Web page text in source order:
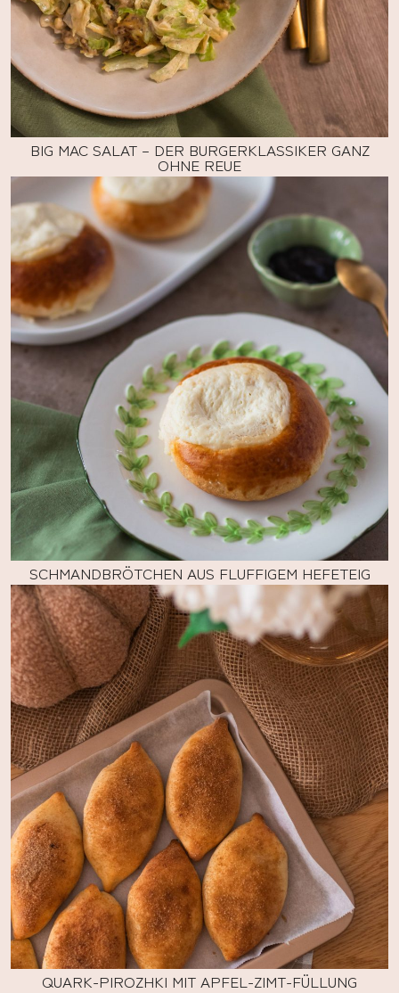
BIG MAC SALAT – DER BURGERKLASSIKER GANZ
OHNE REUE
SCHMANDBRÖTCHEN AUS FLUFFIGEM HEFETEIG
QUARK-PIROZHKI MIT APFEL-ZIMT-FÜLLUNG